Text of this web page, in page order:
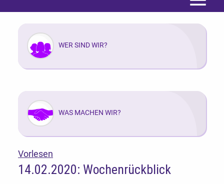
Menü
WER SIND WIR?
WAS MACHEN WIR?
Vorlesen
14.02.2020: Wochenrückblick